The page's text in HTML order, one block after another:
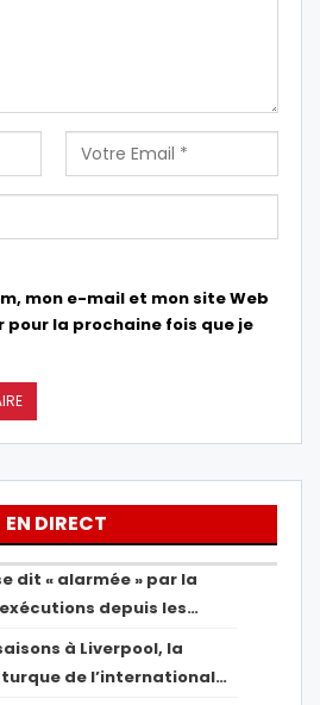
mon e-mail et mon site Web
la prochaine fois que je
EN DIRECT
dit « alarmée » par la
depuis les…
à Liverpool, la
turque de l’international…